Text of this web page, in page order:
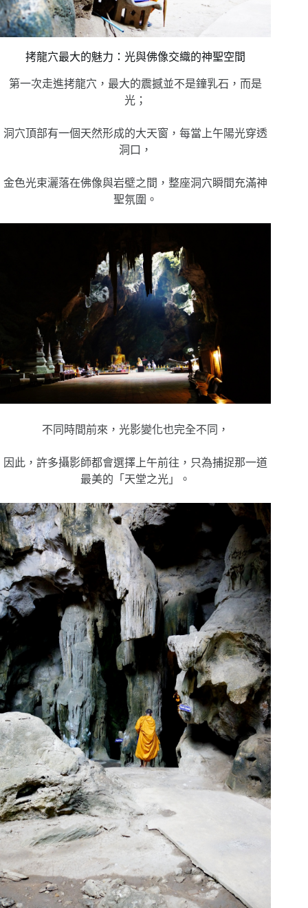
拷龍穴最大的魅力：光與佛像交織的神聖空間
第一次走進拷龍穴，最大的震撼並不是鐘乳石，而是
光；
洞穴頂部有一個天然形成的大天窗，每當上午陽光穿透
洞口，
金色光束灑落在佛像與岩壁之間，整座洞穴瞬間充滿神
聖氛圍。
不同時間前來，光影變化也完全不同，
因此，許多攝影師都會選擇上午前往，只為捕捉那一道
最美的「天堂之光」。